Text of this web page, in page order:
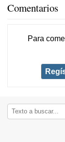
Comentarios
Para